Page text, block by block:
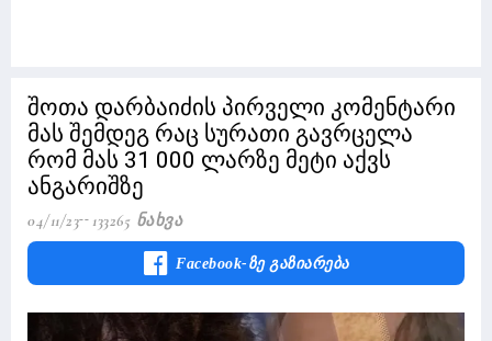
შოთა დარბაიძის პირველი კომენტარი
მას შემდეგ რაც სურათი გავრცელა
რომ მას 31 000 ლარზე მეტი აქვს
ანგარიშზე
04/11/23 133265 Ნახვა
Facebook-Ზე Გაზიარება